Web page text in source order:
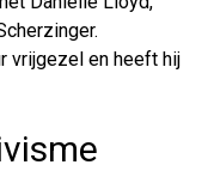
vrijgezel en heeft hij